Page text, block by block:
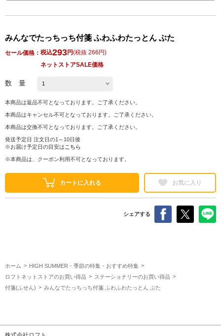
みんなでたっちっち付箋 ふわふわたっとん ぶた
セール価格： 税込293円(税抜 266円)
ネットストアSALE価格
数 量
本商品は返品不可となっております。ご了承ください。
本商品はキャンセル不可となっております。ご了承ください。
本商品は交換不可となっております。ご了承ください。
発送予定日 注文日の1～10日後
※お届け予定日の目安は こちら
※本商品は、クーポン利用不可となっております。
カートに入れる お気に入り
シェアする
ホーム
HIGH SUMMER・季節の特集・おすすめ特集
ロフトネットストアのお買い得品
ステーショナリーのお買い得品
付箋(ふせん)
みんなでたっちっち付箋 ふわふわたっとん ぶた